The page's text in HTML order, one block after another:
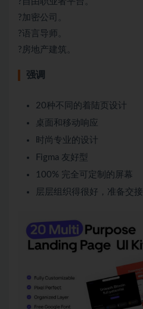
?加密公司。
?语言导师。
?房地产建筑。
强调
20种不同的着陆页设计
桌面和移动响应
时尚专业的设计
Figma 友好型
100% 完全可定制的屏幕
层层组织得很好，准备交接